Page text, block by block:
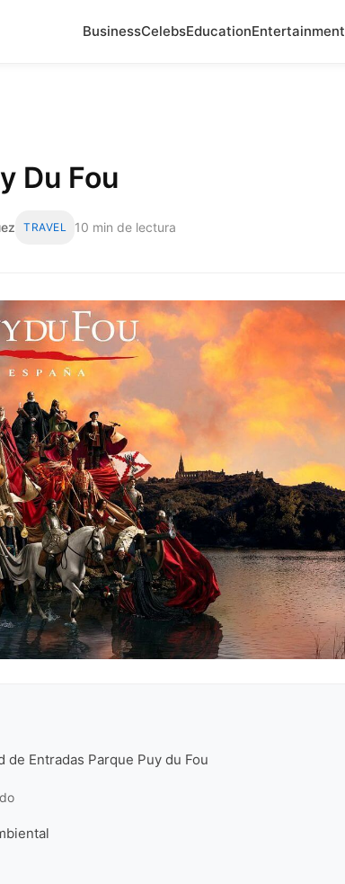
BusinessCelebsEducationEntertainment
Du Fou
TRAVEL 10 min de lectura
Entradas Parque Puy du Fou